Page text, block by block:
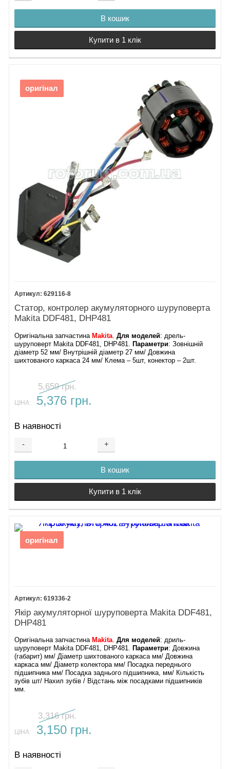
В кошик
Купити в 1 клік
оригінал
629116-8
Статор, контролер акумуляторного шуруповерта
Makita DDF481, DHP481
Оригінальна запчастина Makita .Для моделей: дрель-
шуруповерт Makita DDF481, DHP481.
Параметри: Зовнішній
діаметр 52 мм/ Внутрішній діаметр 27 мм/ Довжина
шихтованого каркаса 24 мм/ Клема – 5шт, конектор – 2шт.
5,659 грн.
ЦІНА: 5,376 грн.
В наявності
- +
В кошик
Купити в 1 клік
оригінал
619336-2
Якір акумуляторної шуруповерта Makita DDF481,
DHP481
Оригінальна запчастина Makita.Для моделей: дриль-
шуруповерт Makita DDF481, DHP481. Параметри: Довжина
(габарит) мм/ Діаметр шихтованого каркаса мм/ Довжина
каркаса мм/ Діаметр колектора мм/ Посадка переднього
підшипника мм/ Посадка заднього підшипника, мм/ Кількість
зубів шт/ Нахил зубів / Відстань між посадками підшипників
мм.
3,316 грн.
ЦІНА: 3,150 грн.
В наявності